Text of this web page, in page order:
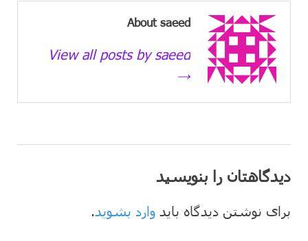
About saeed
View all posts by saeed
→
دیدگاهتان را بنویسید
برای نوشتن دیدگاه باید وارد بشوید.